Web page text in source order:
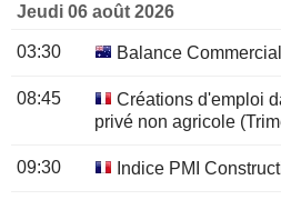
Jeudi 06 août 2026
03:30 Balance
08:45
Créations d'emploi
privé non agricole
09:30 Indice PMI